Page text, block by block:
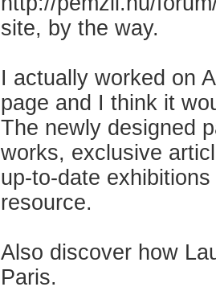
site, by the way.
I actually worked on
page and I think it
The newly designed
works, exclusive
up-to-date
resource.
Also discover how
Paris.